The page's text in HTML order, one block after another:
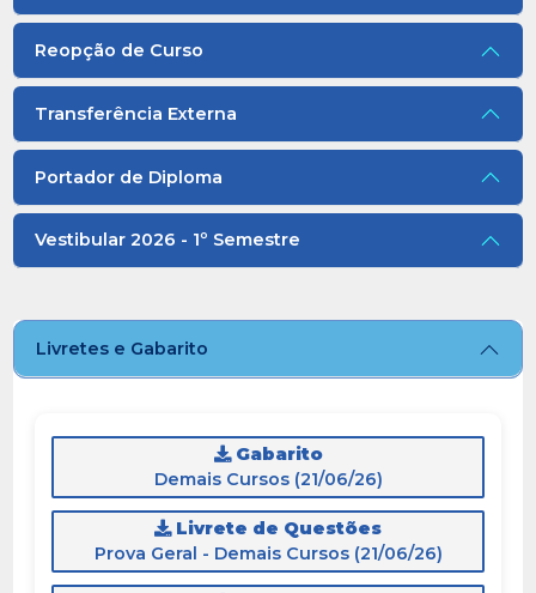
Reopção de Curso
Transferência Externa
Portador de Diploma
Vestibular 2026 - 1º Semestre
Livretes e Gabarito
Gabarito
Demais Cursos (21/06/26)
Livrete de Questões
Prova Geral - Demais Cursos (21/06/26)